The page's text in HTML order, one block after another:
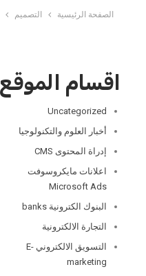
الصفحة الرئيسية التصميم
اقسام الموقع
Uncategorized
أخبار العلوم والتكنولوجيا
إدراة المحتوى CMS
اعلانات مايكروسوفت
Microsoft Ads
البنوك الكترونية banks
التجارة الالكترونية
التسويق الالكتروني E-
marketing